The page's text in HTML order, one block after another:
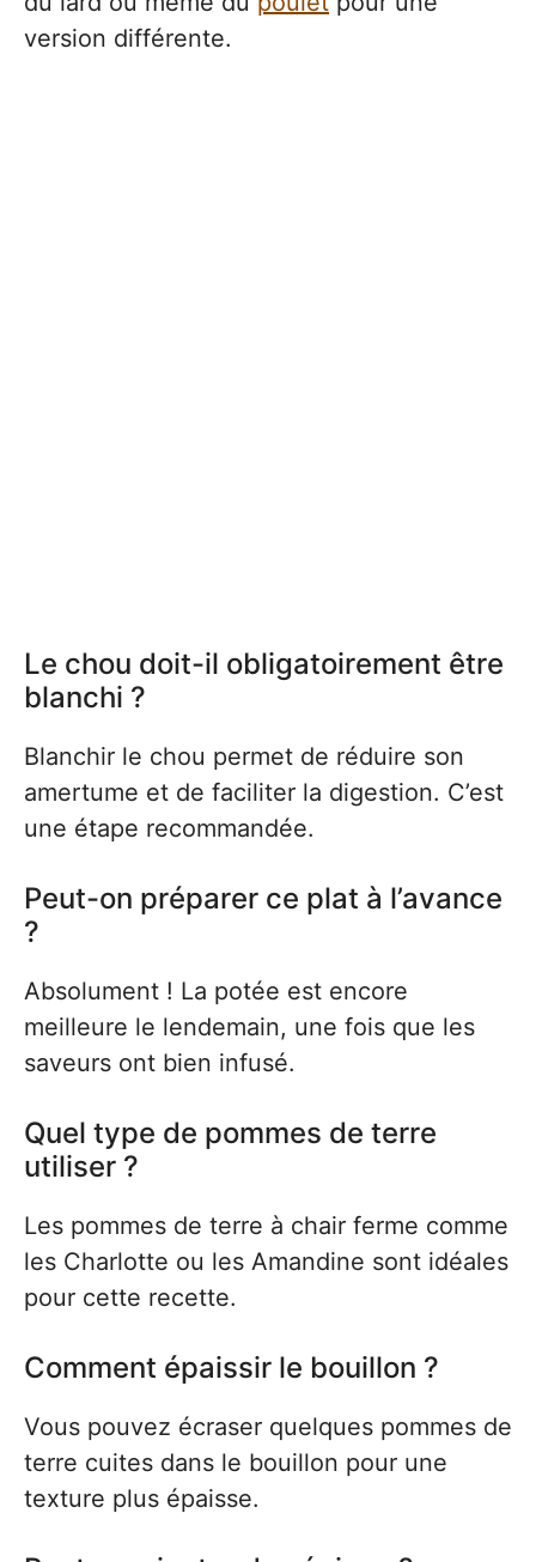
version différente.
Le chou doit-il obligatoirement être
blanchi ?
Blanchir le chou permet de réduire son
amertume et de faciliter la digestion. C’est
une étape recommandée.
Peut-on préparer ce plat à l’avance
?
Absolument ! La potée est encore
meilleure le lendemain, une fois que les
saveurs ont bien infusé.
Quel type de pommes de terre
utiliser ?
Les pommes de terre à chair ferme comme
les Charlotte ou les Amandine sont idéales
pour cette recette.
Comment épaissir le bouillon ?
Vous pouvez écraser quelques pommes de
terre cuites dans le bouillon pour une
texture plus épaisse.